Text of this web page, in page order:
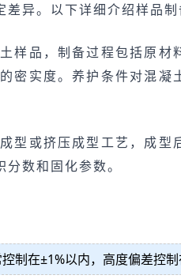
异。以下详细介绍样品制
样品，制备过程包括原材
密实度。养护条件对混凝
型或挤压成型工艺，成型
数和固化参数。
制在±1%以内，高度偏差控制